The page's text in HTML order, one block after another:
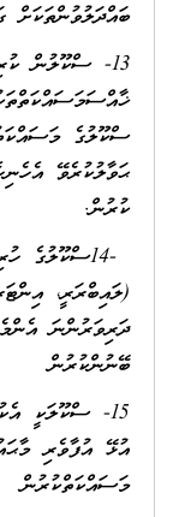
ބައްދަލުވުންތަކަށް
13- ސްކޫލުން
ސްކޫލުގެ
ޙަވާލުކުރެވޭ
ކުރުން.
-14ސްކޫލުގެ
(ލައިބްރަރީ،
ދަރިވަރުންނަ
ބޭނުންކުރުން
15- ސްކޫލަކީ
އުޅޭ އުފާވެރި
މަސައްކަތްކުރުން